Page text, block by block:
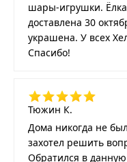
шары-игрушки.
доставлена 30
украшена. У всех
Спасибо!
Тюжин К.
Дома никогда не
захотел решить
Обратился в